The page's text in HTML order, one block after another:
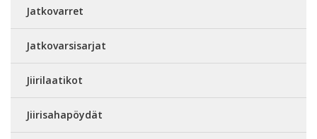
Jatkovarret
Jatkovarsisarjat
Jiirilaatikot
Jiirisahapöydät